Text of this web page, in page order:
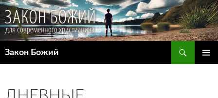
Закон Божий